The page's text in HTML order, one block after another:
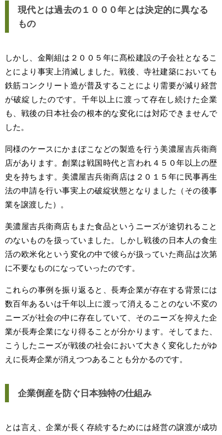
現代とは過去の１０００年とは決定的に異なる
もの
しかし、金剛組は２００５年に髙松建設の子会社となるこ
とにより事実上消滅しました。戦後、寺社建築においても
鉄筋コンクリート造が普及することにより需要が減り経営
が破綻したのです。千年以上に渡って存在し続けた企業
も、戦後の日本社会の根本的な変化には対応できませんで
した。
同様のケースにかまぼこなどの製造を行う美濃屋吉兵衛商
店があります。創業は戦国時代と言われ４５０年以上の歴
史を持ちます。美濃屋吉兵衛商店は２０１５年に民事再生
法の申請を行い事実上の破綻状態となりました（その後事
業を譲渡した）。
美濃屋吉兵衛商店もまた食品というニーズが途切れること
のないものを扱っていました。しかし戦後の日本人の食生
活の欧米化という変化の中で彼らが扱っていた商品は次第
に不要なものになっていったのです。
これらの事例を振り返ると、長寿企業が存在する背景には
数百年あるいは千年以上に渡って消えることのない不変の
ニーズが社会の中に存在していて、そのニーズを抑えた企
業が長寿企業になり得ることが分かります。そしてまた、
こうしたニーズが戦後の社会において大きく変化したがゆ
えに長寿企業が消えつつあることも分かるのです。
企業倒産を防ぐ日本独特の仕組み
とは言え、企業が長く存続するためには経営の譲渡が成功